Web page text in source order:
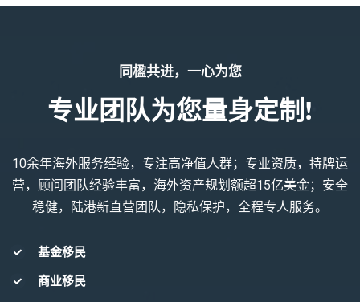
同楹共进，一心为您
专业团队为您量身定制!
10余年海外服务经验，专注高净值人群；专业资质，持牌运
营，顾问团队经验丰富，海外资产规划额超15亿美金；安全
稳健，陆港新直营团队，隐私保护，全程专人服务。
基金移民
商业移民